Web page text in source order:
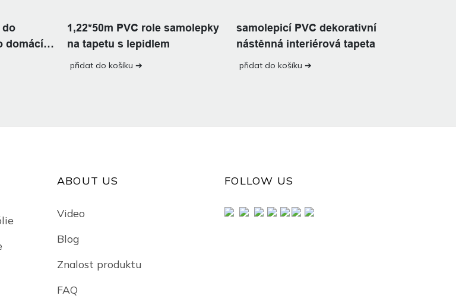
do
domácí
1,22*50m PVC role samolepky
na tapetu s lepidlem
přidat do košíku ➔
samolepicí PVC dekorativní
nástěnná interiérová tapeta
přidat do košíku ➔
ABOUT US
Video
Blog
Znalost produktu
FAQ
FOLLOW US